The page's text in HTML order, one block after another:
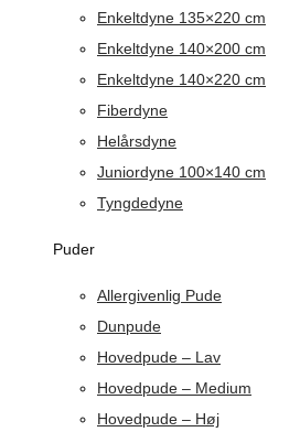
Enkeltdyne 135×220 cm
Enkeltdyne 140×200 cm
Enkeltdyne 140×220 cm
Fiberdyne
Helårsdyne
Juniordyne 100×140 cm
Tyngdedyne
Puder
Allergivenlig Pude
Dunpude
Hovedpude – Lav
Hovedpude – Medium
Hovedpude – Høj